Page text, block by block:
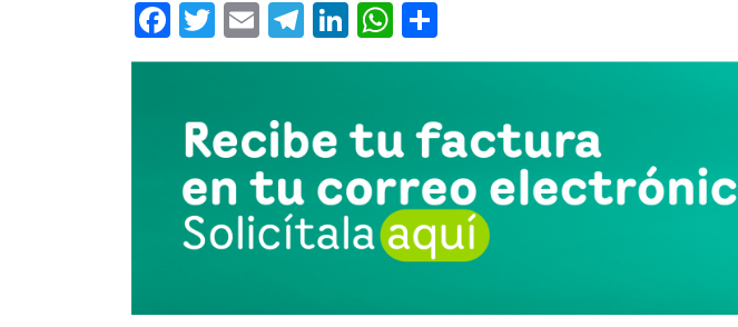
Facebook
Twitter
EmailTelegram
LinkedIn
WhatsApp